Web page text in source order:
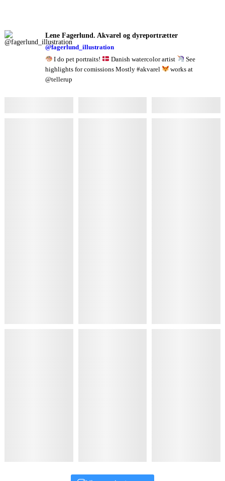
Lene Fagerlund. Akvarel og dyreportrætter
@fagerlund_illustration
I do pet portraits!
Danish watercolor artist
See
highlights for comissions Mostly #akvarel
works at
@tellerup